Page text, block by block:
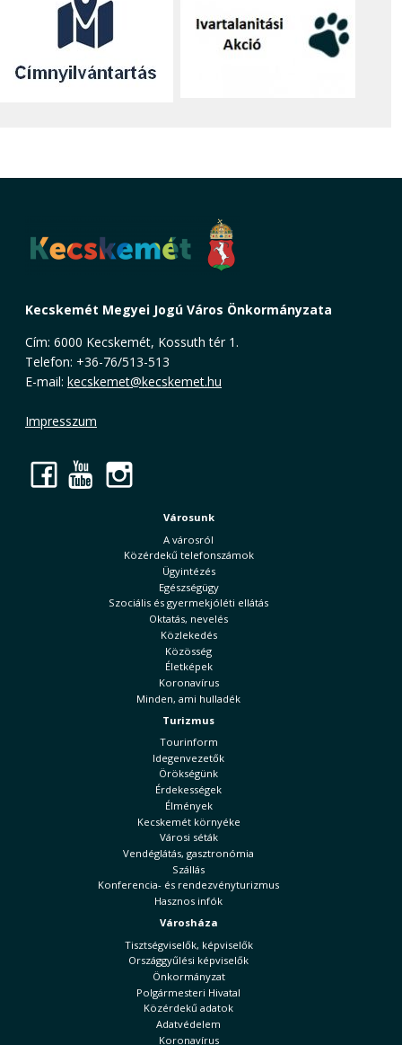
Kecskemét Megyei Jogú Város Önkormányzata
Cím: 6000 Kecskemét, Kossuth tér 1.
Telefon: +36-76/513-513
E-mail: kecskemet@kecskemet.hu
Impresszum
Facebook
YouTube
Városunk
A városról
Közérdekű telefonszámok
Ügyintézés
Egészségügy
Szociális és gyermekjóléti ellátás
Oktatás, nevelés
Közlekedés
Közösség
Életképek
Koronavírus
Minden, ami hulladék
Turizmus
Tourinform
Idegenvezetők
Örökségünk
Érdekességek
Élmények
Kecskemét környéke
Városi séták
Vendéglátás, gasztronómia
Szállás
Konferencia- és rendezvényturizmus
Hasznos infók
Városháza
Tisztségviselők, képviselők
Országgyűlési képviselők
Önkormányzat
Polgármesteri Hivatal
Közérdekű adatok
Adatvédelem
Koronavírus